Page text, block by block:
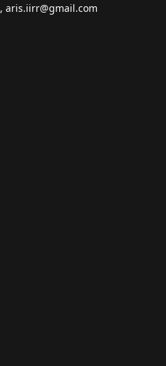
, aris.iirr@gmail.com